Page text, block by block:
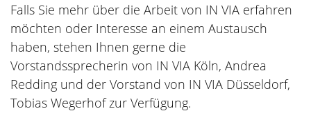
Falls Sie mehr über die Arbeit von IN VIA erfahren
möchten oder Interesse an einem Austausch
haben, stehen Ihnen gerne die
Vorstandssprecherin von IN VIA Köln, Andrea
Redding und der Vorstand von IN VIA Düsseldorf,
Tobias Wegerhof zur Verfügung.